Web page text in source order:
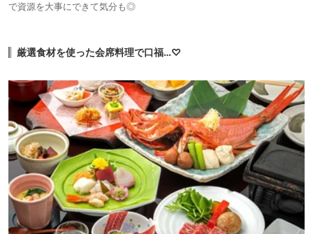
で資源を大事にできて気分も◎
厳選食材を使った会席料理で口福…♡